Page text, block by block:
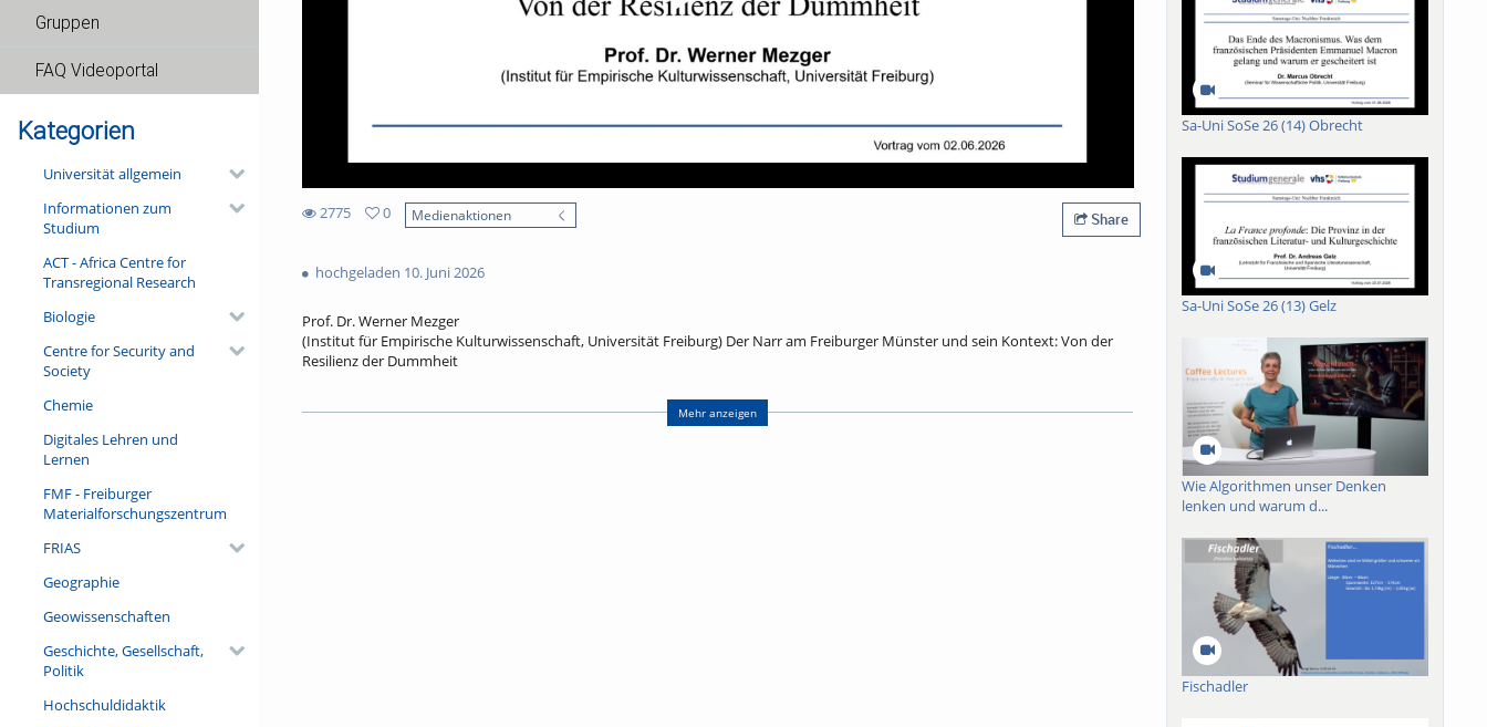
Gruppen
FAQ Videoportal
Kategorien
Universität allgemein
Informationen zum
Studium
ACT - Africa Centre for
Transregional Research
Biologie
Centre for Security and
Society
Chemie
Digitales Lehren und
Lernen
FMF - Freiburger
Materialforschungszentrum
FRIAS
Geographie
Geowissenschaften
Geschichte, Gesellschaft,
Politik
Hochschuldidaktik
2775
views
0
Medienaktionen Share
hochgeladen 10. Juni 2026
Prof. Dr. Werner Mezger
(Institut für Empirische Kulturwissenschaft, Universität Freiburg) Der Narr am Freiburger Münster und sein Kontext: Von der
Resilienz der Dummheit
allerdings wenig zu tun. Vielmehr ist er steinerner Zeuge jener Konjunktur der Narrenidee, die 1494 mit Sebastian Brants
Narrenschiff begann, 1511 durch das Lob der Torheit des Erasmus von Rotterdam eine geniale ironische Brechung erfuhr und
Mehr anzeigen
Sa-Uni SoSe 26 (14) Obrecht
Sa-Uni SoSe 26 (13) Gelz
Wie Algorithmen unser Denken
lenken und warum d...
Fischadler